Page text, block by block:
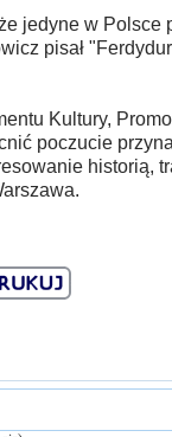
jedyne w Polsce
pisał
Kultury,
poczucie
historią,